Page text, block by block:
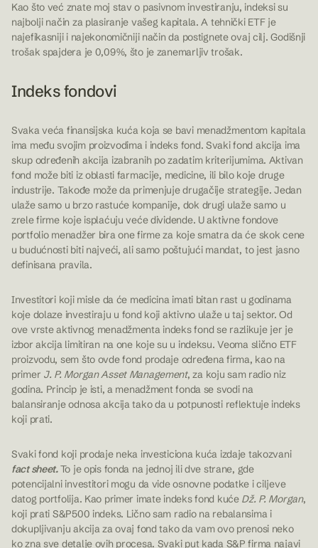
Kao što već znate moj stav o pasivnom investiranju, indeksi su
najbolji način za plasiranje vašeg kapitala. A tehnički ETF je
najefikasniji i najekonomičniji način da postignete ovaj cilj. Godišnji
trošak spajdera je 0,09%, što je zanemarljiv trošak.
Indeks fondovi
Svaka veća finansijska kuća koja se bavi menadžmentom kapitala
ima među svojim proizvodima i indeks fond. Svaki fond akcija ima
skup određenih akcija izabranih po zadatim kriterijumima. Aktivan
fond može biti iz oblasti farmacije, medicine, ili bilo koje druge
industrije. Takođe može da primenjuje drugačije strategije. Jedan
ulaže samo u brzo rastuće kompanije, dok drugi ulaže samo u
zrele firme koje isplaćuju veće dividende. U aktivne fondove
portfolio menadžer bira one firme za koje smatra da će skok cene
u budućnosti biti najveći, ali samo poštujući mandat, to jest jasno
definisana pravila.
Investitori koji misle da će medicina imati bitan rast u godinama
koje dolaze investiraju u fond koji aktivno ulaže u taj sektor. Od
ove vrste aktivnog menadžmenta indeks fond se razlikuje jer je
izbor akcija limitiran na one koje su u indeksu. Veoma slično ETF
proizvodu, sem što ovde fond prodaje određena firma, kao na
primer J. P. Morgan Asset Management, za koju sam radio niz
godina. Princip je isti, a menadžment fonda se svodi na
balansiranje odnosa akcija tako da u potpunosti reflektuje indeks
koji prati.
Svaki fond koji prodaje neka investiciona kuća izdaje takozvani
fact sheet.To je opis fonda na jednoj ili dve strane, gde
potencijalni investitori mogu da vide osnovne podatke i ciljeve
datog portfolija. Kao primer imate indeks fond kuće Dž. P. Morgan,
koji prati S&P500 indeks. Lično sam radio na rebalansima i
dokupljivanju akcija za ovaj fond tako da vam ovo prenosi neko
ko zna sve detalje ovih procesa. Svaki put kada S&P firma najavi